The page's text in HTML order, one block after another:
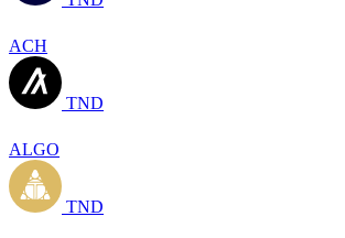
ACH
TND
ALGO
TND